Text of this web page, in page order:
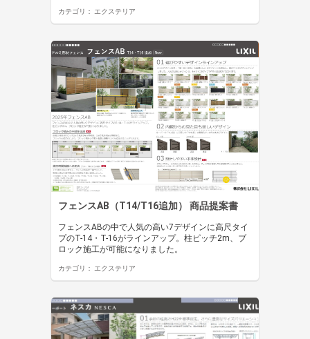
カテゴリ： エクステリア
フェンスAB（T14/T16追加） 商品提案書
フェンスABの中で人気の高い7デザインに高尺タイ
プのT-14・T-16がラインアップ。柱ピッチ2m、ブ
ロック施工が可能になりました。
カテゴリ： エクステリア